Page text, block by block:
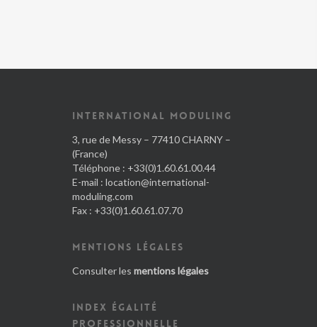
INTERNATIONAL MODULING
3, rue de Messy – 77410 CHARNY –
(France)
Téléphone : +33(0)1.60.61.00.44
E-mail : location@international-
moduling.com
Fax : +33(0)1.60.61.07.70
MENTIONS LÉGALES
Consulter les mentions légales
INDEX ÉGALITÉ
PROFESSIONNELLE